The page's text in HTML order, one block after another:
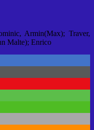
Armin(Max); Traver,
Malte); Enrico